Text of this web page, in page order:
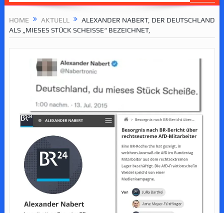
HOME AKTUELL
ALEXANDER NABERT, DER DEUTSCHLAND
ALS „MIESES STÜCK SCHEISSE“ BEZEICHNET,